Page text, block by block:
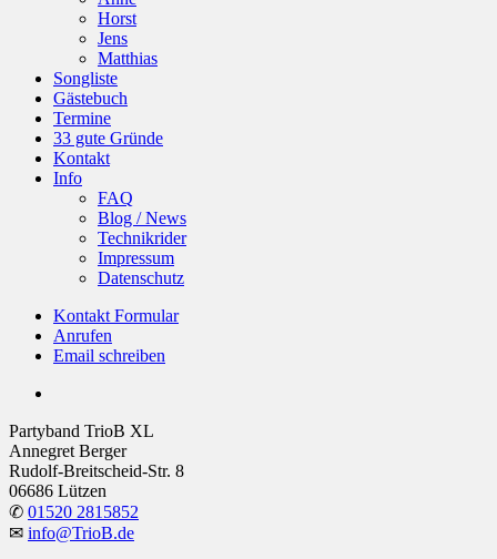
Horst
Jens
Matthias
Songliste
Gästebuch
Termine
33 gute Gründe
Kontakt
Info
FAQ
Blog / News
Technikrider
Impressum
Datenschutz
Kontakt Formular
Anrufen
Email schreiben
Partyband TrioB XL
Annegret Berger
Rudolf-Breitscheid-Str. 8
06686 Lützen
✆ 01520 2815852
✉ info@TrioB.de